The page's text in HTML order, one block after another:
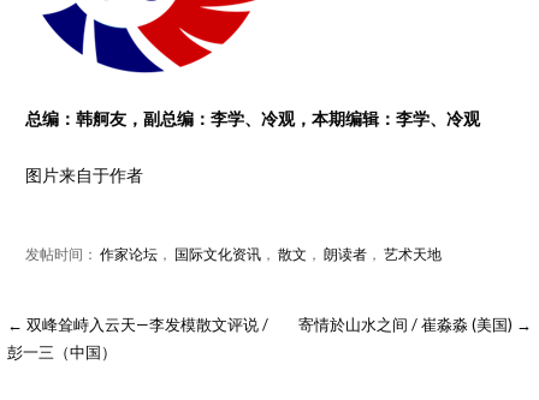
总编：韩舸友，副总编：李学、冷观，本期编辑：李学、冷观
图片来自于作者
发帖时间： 作家论坛， 国际文化资讯， 散文 ， 朗读者， 艺术天地
← 双峰耸峙入云天—李发模散文评说 /
彭一三（中国）
寄情於山水之间 / 崔淼淼 (美国) →